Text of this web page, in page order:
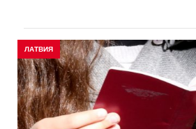
ЛАТВИЯ